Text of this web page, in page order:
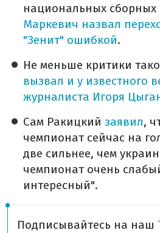
национальных
Маркевич назвал
"Зенит" ошибкой.
Не меньше критики
вызвал и у известного
журналиста Игоря
Сам Ракицкий заявил,
чемпионат сейчас на
две сильнее, чем
чемпионат очень
интересный".
Подписывайтесь на наш